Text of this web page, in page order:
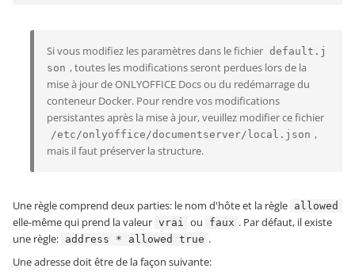
Si vous modifiez les paramètres dans le fichier default.j
son , toutes les modifications seront perdues lors de la
mise à jour de ONLYOFFICE Docs ou du redémarrage du
conteneur Docker. Pour rendre vos modifications
persistantes après la mise à jour, veuillez modifier ce fichier
/etc/onlyoffice/documentserver/local.json ,
mais il faut préserver la structure.
Une règle comprend deux parties: le nom d'hôte et la règle allowed
elle-même qui prend la valeur vrai ou faux . Par défaut, il existe
une règle: address * allowed true .
Une adresse doit être de la façon suivante: